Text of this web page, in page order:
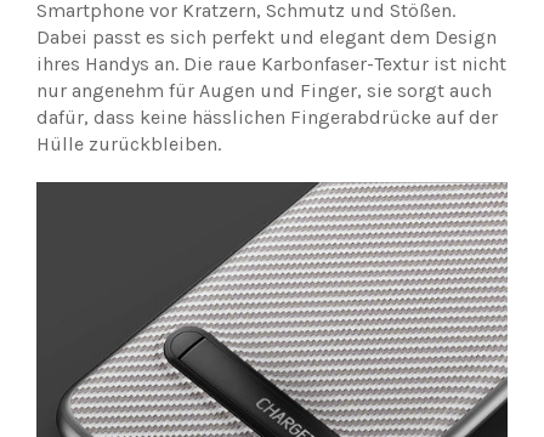
Smartphone vor Kratzern, Schmutz und Stößen.
Dabei passt es sich perfekt und elegant dem Design
ihres Handys an. Die raue Karbonfaser-Textur ist nicht
nur angenehm für Augen und Finger, sie sorgt auch
dafür, dass keine hässlichen Fingerabdrücke auf der
Hülle zurückbleiben.